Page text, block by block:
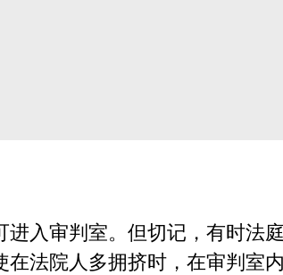
入审判室。但切记，有时法
法院人多拥挤时，在审判室